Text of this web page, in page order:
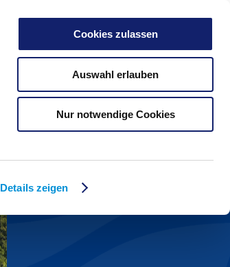
Details zeigen
Cookies zulassen
Auswahl erlauben
Nur notwendige Cookies